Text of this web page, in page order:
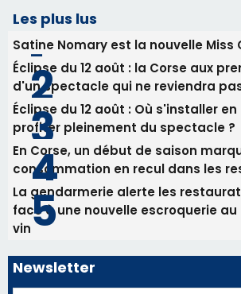
Les plus lus
Satine Nomary est la nouvelle Miss
Éclipse du 12 août : la Corse aux
d'un spectacle qui ne reviendra
Éclipse du 12 août : Où s'installer
profiter pleinement du spectacle ?
En Corse, un début de saison
consommation en recul dans les
La gendarmerie alerte les
face à une nouvelle escroquerie
vin
Newsletter